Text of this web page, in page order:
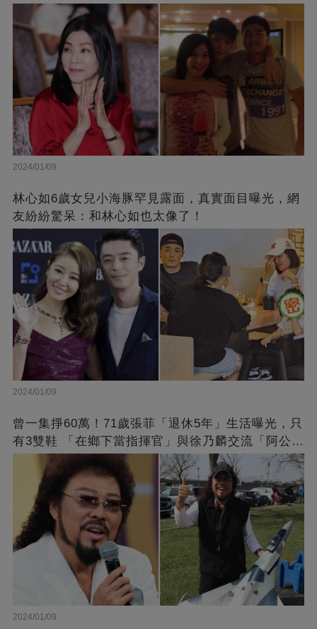
2024/01/09
林心如6歲女兒小海豚罕見露面，真實面目曝光，網
友紛紛驚呆：和林心如也太像了！
2024/01/09
曾一集掙60萬！71歲張菲「退休5年」生活曝光，只
有3雙鞋 「在鄉下當指揮官」與徐乃麟交流「阿公
2024/01/09